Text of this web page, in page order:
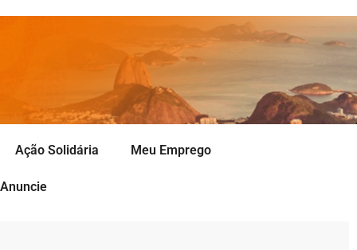
Ação Solidária Meu Emprego
Anuncie